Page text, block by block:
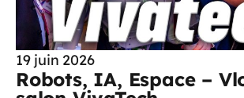
19 juin 2026
Robots, IA, Espace –